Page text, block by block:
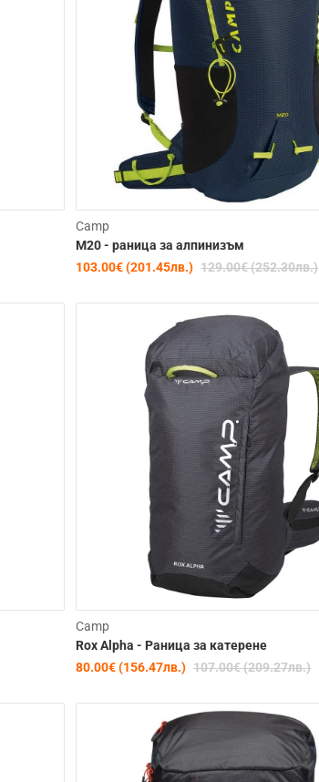
Camp
M20 - раница за алпинизъм
103.00€ (201.45лв.) 129.00€ (252.30лв.)
Camp
Rox Alpha - Раница за катерене
80.00€ (156.47лв.) 107.00€ (209.27лв.)